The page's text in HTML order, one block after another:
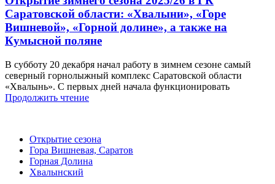
Саратовской области: «Хвалыни», «Горе
Вишневой», «Горной долине», а также на
Кумысной поляне
В субботу 20 декабря начал работу в зимнем сезоне самый
северный горнолыжный комплекс Саратовской области
«Хвалынь». С первых дней начала функционировать
Продолжить чтение
Открытие сезона
Гора Вишневая, Саратов
Горная Долина
Хвалынский